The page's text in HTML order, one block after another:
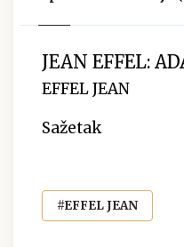
JEAN EFFEL:
EFFEL JEAN
Sažetak
#EFFEL JEAN